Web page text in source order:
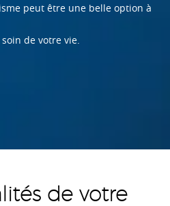
peut être une belle option à
de votre vie.
de votre